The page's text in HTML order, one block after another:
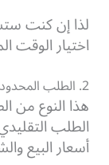
لذا إن كنت
اختيار الوقت
2. الطلب المحدود Limit Order
هذا النوع من
الطلب
أسعار البيع